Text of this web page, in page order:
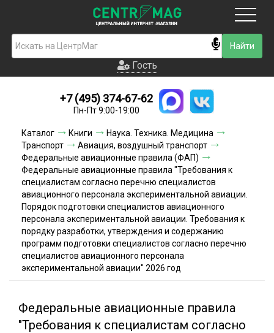
Гость
Новинки
Условия доставки
Условия оплаты
Контакты
Акции и скидки
Гость
+7 (495) 374-67-62
Пн-Пт 9:00-19:00
Каталог Книги
Наука. Техника. Медицина
Транспорт
Авиация, воздушный транспорт
Федеральные авиационные правила (ФАП)
Федеральные авиационные правила "Требования к
специалистам согласно перечню специалистов
авиационного персонала экспериментальной авиации.
Порядок подготовки специалистов авиационного
персонала экспериментальной авиации. Требования к
порядку разработки, утверждения и содержанию
программ подготовки специалистов согласно перечню
специалистов авиационного персонала
экспериментальной авиации" 2026 год
Федеральные авиационные правила
"Требования к специалистам согласно